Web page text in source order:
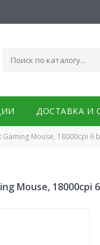
ДОСТАВКА И
Mouse, 18000cpi 6
Mouse, 18000cpi